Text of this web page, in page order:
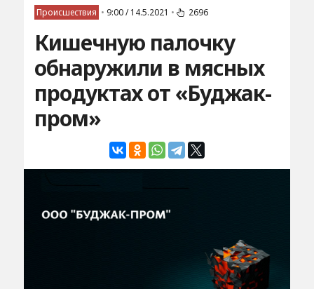
Происшествия • 9:00 / 14.5.2021 • 2696
Кишечную палочку
обнаружили в мясных
продуктах от «Буджак-
пром»